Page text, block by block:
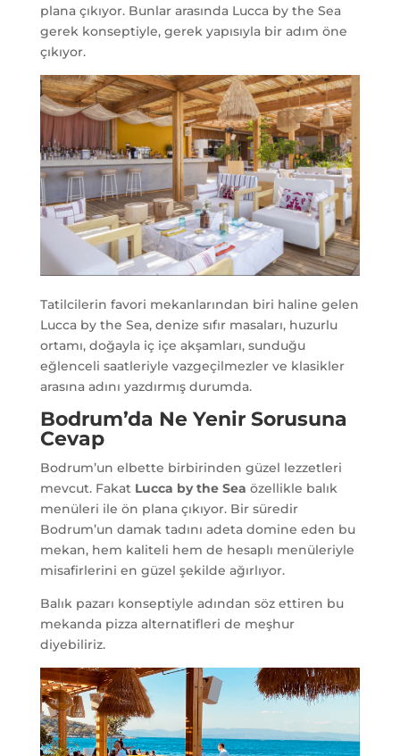
plana çıkıyor. Bunlar arasında Lucca by the Sea
gerek konseptiyle, gerek yapısıyla bir adım öne
çıkıyor.
Tatilcilerin favori mekanlarından biri haline gelen
Lucca by the Sea, denize sıfır masaları, huzurlu
ortamı, doğayla iç içe akşamları, sunduğu
eğlenceli saatleriyle vazgeçilmezler ve klasikler
arasına adını yazdırmış durumda.
Bodrum’da Ne Yenir Sorusuna
Cevap
Bodrum’un elbette birbirinden güzel lezzetleri
mevcut. Fakat Lucca by the Sea özellikle balık
menüleri ile ön plana çıkıyor. Bir süredir
Bodrum’un damak tadını adeta domine eden bu
mekan, hem kaliteli hem de hesaplı menüleriyle
misafirlerini en güzel şekilde ağırlıyor.
Balık pazarı konseptiyle adından söz ettiren bu
mekanda pizza alternatifleri de meşhur
diyebiliriz.